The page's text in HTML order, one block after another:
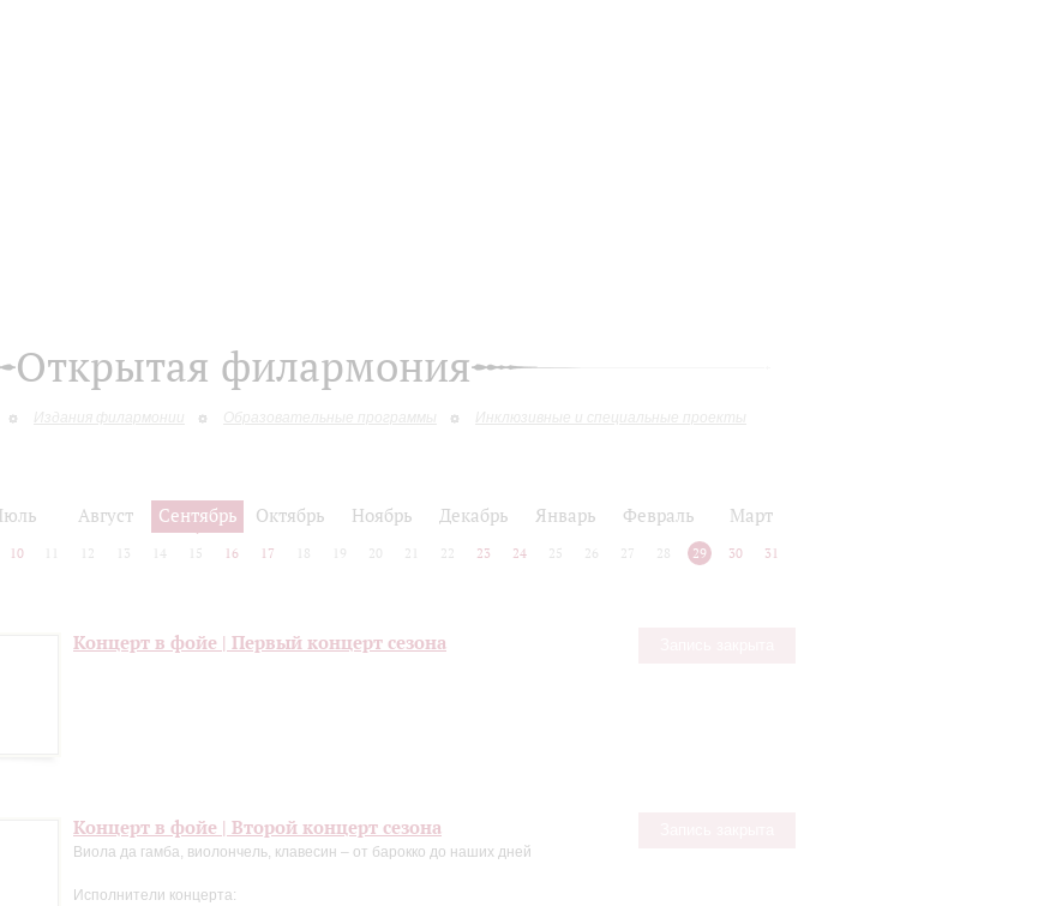
Открытая филармония
Издания филармонии Образовательные программы Инклюзивные и специальные проекты
Август Сентябрь Октябрь Ноябрь Декабрь Январь Февраль Март
10 12 13 14 15 16 17 18 19 20 21 22 23 24 25 26 27 28 29 30 31
Концерт в фойе | Первый концерт сезона
Концерт в фойе | Второй концерт сезона
Виола да гамба, виолончель, клавесин – от барокко до наших дней
Исполнители концерта: